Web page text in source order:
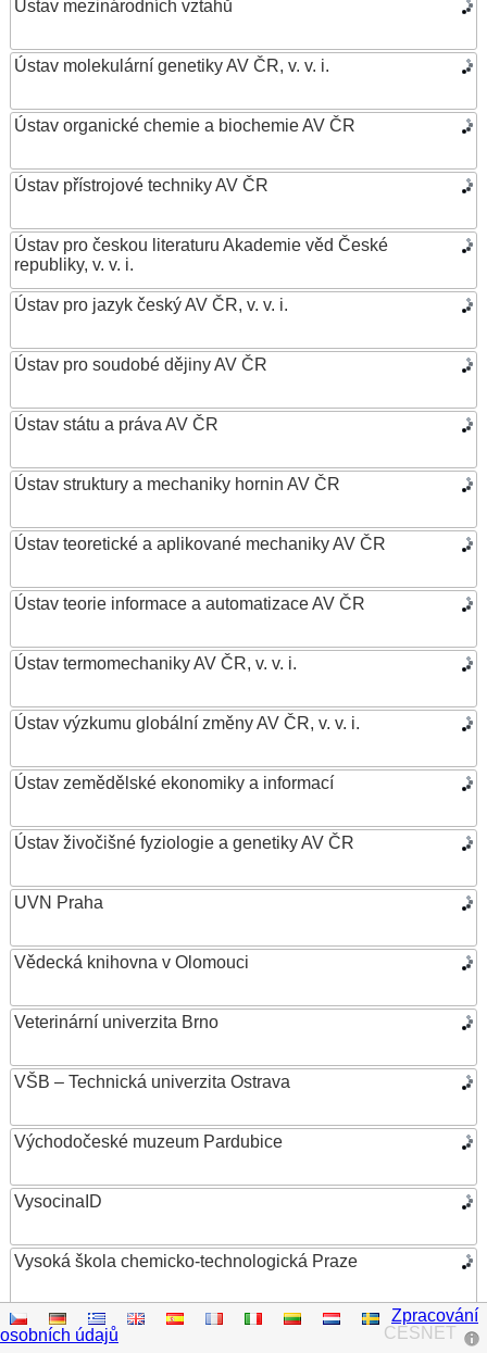
Ústav mezinárodních vztahů
Ústav molekulární genetiky AV ČR, v. v. i.
Ústav organické chemie a biochemie AV ČR
Ústav přístrojové techniky AV ČR
Ústav pro českou literaturu Akademie věd České
republiky, v. v. i.
Ústav pro jazyk český AV ČR, v. v. i.
Ústav pro soudobé dějiny AV ČR
Ústav státu a práva AV ČR
Ústav struktury a mechaniky hornin AV ČR
Ústav teoretické a aplikované mechaniky AV ČR
Ústav teorie informace a automatizace AV ČR
Ústav termomechaniky AV ČR, v. v. i.
Ústav výzkumu globální změny AV ČR, v. v. i.
Ústav zemědělské ekonomiky a informací
Ústav živočišné fyziologie a genetiky AV ČR
UVN Praha
Vědecká knihovna v Olomouci
Veterinární univerzita Brno
VŠB – Technická univerzita Ostrava
Východočeské muzeum Pardubice
VysocinaID
Vysoká škola chemicko-technologická Praze
Vysoká škola ekonomická v Praze
CESNET
Zpracování
osobních údajů